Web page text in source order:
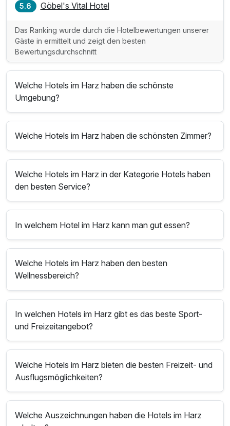
5.6 Göbel's Vital Hotel
Das Ranking wurde durch die Hotelbewertungen unserer
Gäste in ermittelt und zeigt den besten
Bewertungsdurchschnitt
Welche Hotels im Harz haben die schönste
Umgebung?
Welche Hotels im Harz haben die schönsten Zimmer?
Welche Hotels im Harz in der Kategorie Hotels haben
den besten Service?
In welchem Hotel im Harz kann man gut essen?
Welche Hotels im Harz haben den besten
Wellnessbereich?
In welchen Hotels im Harz gibt es das beste Sport-
und Freizeitangebot?
Welche Hotels im Harz bieten die besten Freizeit- und
Ausflugsmöglichkeiten?
Welche Auszeichnungen haben die Hotels im Harz